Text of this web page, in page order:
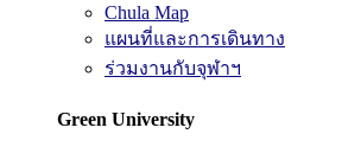
Chula Map
แผนที่และการเดินทาง
ร่วมงานกับจุฬาฯ
Green University